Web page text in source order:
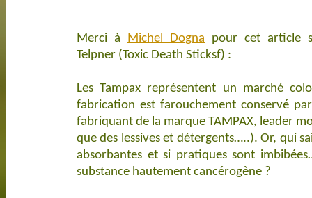
Merci à Michel Dogna pour cet article
Telpner (Toxic Death Sticksf) :
Les Tampax représentent un marché
fabrication est farouchement conservé
fabriquant de la marque TAMPAX, leader
que des lessives et détergents…..). Or, qui
absorbantes et si pratiques sont
substance hautement cancérogène ?